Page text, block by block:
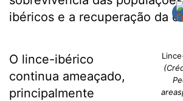
ibéricos e a recuperação da
O lince-ibérico
continua ameaçado,
principalmente